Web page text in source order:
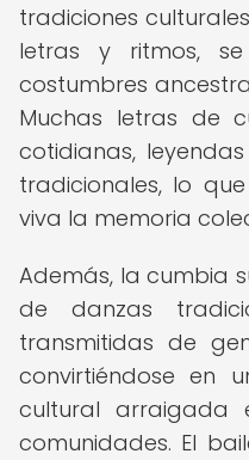
tradiciones
letras y ritmos,
costumbres
Muchas letras de
cotidianas,
tradicionales, lo
viva la memoria
Además, la cumbia
de danzas
transmitidas de
convirtiéndose en
cultural arraigada
comunidades. El